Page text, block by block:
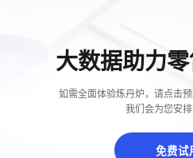
大数据助力
如需全面体验炼丹炉，请点击
我们会为您安
免费试